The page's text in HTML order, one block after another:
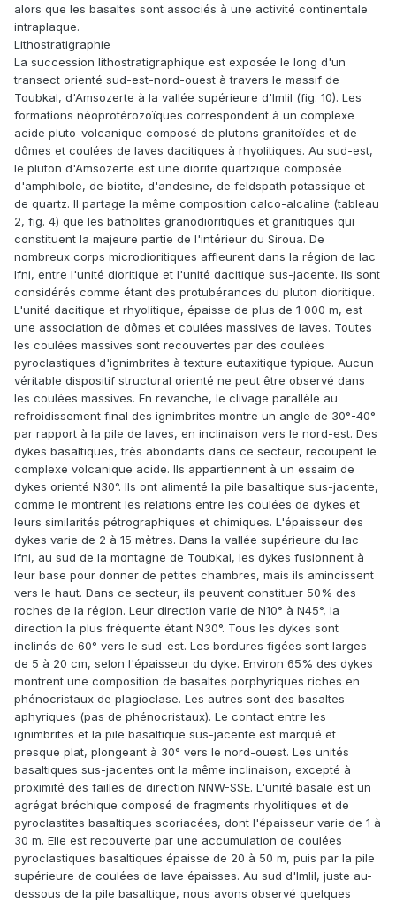
alors que les basaltes sont associés à une activité continentale
intraplaque.
Lithostratigraphie
La succession lithostratigraphique est exposée le long d'un
transect orienté sud-est-nord-ouest à travers le massif de
Toubkal, d'Amsozerte à la vallée supérieure d'Imlil (fig. 10). Les
formations néoprotérozoïques correspondent à un complexe
acide pluto-volcanique composé de plutons granitoïdes et de
dômes et coulées de laves dacitiques à rhyolitiques. Au sud-est,
le pluton d'Amsozerte est une diorite quartzique composée
d'amphibole, de biotite, d'andesine, de feldspath potassique et
de quartz. Il partage la même composition calco-alcaline (tableau
2, fig. 4) que les batholites granodioritiques et granitiques qui
constituent la majeure partie de l'intérieur du Siroua. De
nombreux corps microdioritiques affleurent dans la région de lac
Ifni, entre l'unité dioritique et l'unité dacitique sus-jacente. Ils sont
considérés comme étant des protubérances du pluton dioritique.
L'unité dacitique et rhyolitique, épaisse de plus de 1 000 m, est
une association de dômes et coulées massives de laves. Toutes
les coulées massives sont recouvertes par des coulées
pyroclastiques d'ignimbrites à texture eutaxitique typique. Aucun
véritable dispositif structural orienté ne peut être observé dans
les coulées massives. En revanche, le clivage parallèle au
refroidissement final des ignimbrites montre un angle de 30°-40°
par rapport à la pile de laves, en inclinaison vers le nord-est. Des
dykes basaltiques, très abondants dans ce secteur, recoupent le
complexe volcanique acide. Ils appartiennent à un essaim de
dykes orienté N30°. Ils ont alimenté la pile basaltique sus-jacente,
comme le montrent les relations entre les coulées de dykes et
leurs similarités pétrographiques et chimiques. L'épaisseur des
dykes varie de 2 à 15 mètres. Dans la vallée supérieure du lac
Ifni, au sud de la montagne de Toubkal, les dykes fusionnent à
leur base pour donner de petites chambres, mais ils amincissent
vers le haut. Dans ce secteur, ils peuvent constituer 50% des
roches de la région. Leur direction varie de N10° à N45°, la
direction la plus fréquente étant N30°. Tous les dykes sont
inclinés de 60° vers le sud-est. Les bordures figées sont larges
de 5 à 20 cm, selon l'épaisseur du dyke. Environ 65% des dykes
montrent une composition de basaltes porphyriques riches en
phénocristaux de plagioclase. Les autres sont des basaltes
aphyriques (pas de phénocristaux). Le contact entre les
ignimbrites et la pile basaltique sus-jacente est marqué et
presque plat, plongeant à 30° vers le nord-ouest. Les unités
basaltiques sus-jacentes ont la même inclinaison, excepté à
proximité des failles de direction NNW-SSE. L'unité basale est un
agrégat bréchique composé de fragments rhyolitiques et de
pyroclastites basaltiques scoriacées, dont l'épaisseur varie de 1 à
30 m. Elle est recouverte par une accumulation de coulées
pyroclastiques basaltiques épaisse de 20 à 50 m, puis par la pile
supérieure de coulées de lave épaisses. Au sud d'Imlil, juste au-
dessous de la pile basaltique, nous avons observé quelques